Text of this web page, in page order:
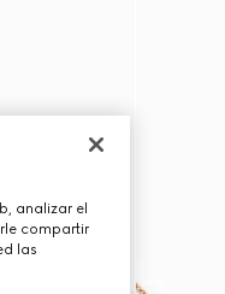
analizar el
compartir
las